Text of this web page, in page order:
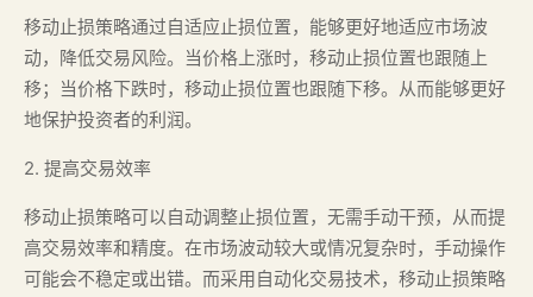
移动止损策略通过自适应止损位置，能够更好地适应市场波
动，降低交易风险。当价格上涨时，移动止损位置也跟随上
移；当价格下跌时，移动止损位置也跟随下移。从而能够更好
地保护投资者的利润。
2. 提高交易效率
移动止损策略可以自动调整止损位置，无需手动干预，从而提
高交易效率和精度。在市场波动较大或情况复杂时，手动操作
可能会不稳定或出错。而采用自动化交易技术，移动止损策略